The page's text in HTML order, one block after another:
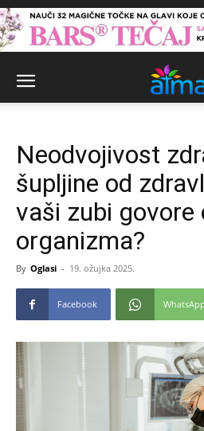
Neodvojivost
šupljine od
vaši zubi govore
organizma?
By Oglasi - 19. ožujka 2025.
Facebook WhatsApp